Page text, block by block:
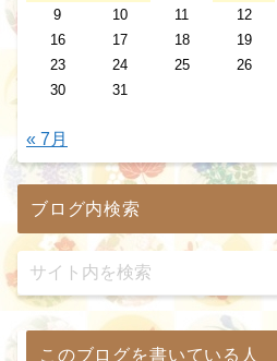
9
10 11 12
16
17 18 19
23
24 25 26
30
31
« 7月
ブログ内検索
このブログを書いている人